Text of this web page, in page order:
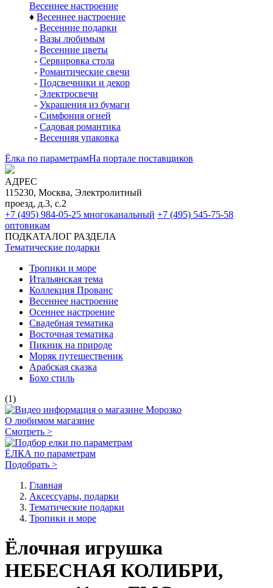
Весеннее настроение
♦ Весеннее настроение
- Весенние подарки
- Вазы любимым
- Весенние цветы
- Сервировка стола
- Романтические свечи
- Подсвечники и декор
- Электросвечи
- Украшения из бумаги
- Симфония огней
- Садовая романтика
- Весенняя упаковка
Ёлка по параметрамНа портале поставщиков
АДРЕС
115230, Москва, Электролитный
проезд, д.3, с.2
+7 (495) 984-05-25 многоканальный +7 (495) 545-75-58
оптовикам
ПОДКАТАЛОГ РАЗДЕЛА
Тематические подарки
Тропики и море
Итальянская тема
Коллекция Прованс
Весеннее настроение
Осеннее настроение
Свадебная тематика
Восточная тематика
Пикник на природе
Моряк путешественик
Арабская сказка
Бохо стиль
(1)
О любимом магазине
Смотреть >
ЁЛКА по параметрам
Подобрать >
Главная
Аксессуары, подарки
Тематические подарки
Тропики и море
Ёлочная игрушка
НЕБЕСНАЯ КОЛИБРИ,